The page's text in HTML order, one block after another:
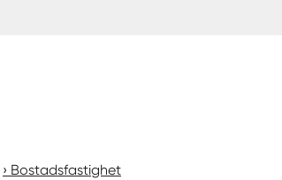
Bostadsfastighet